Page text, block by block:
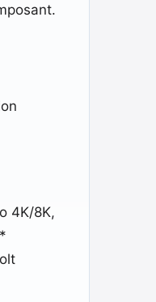
4K/8K,